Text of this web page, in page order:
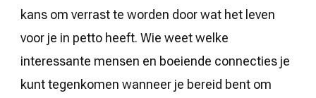
kans om verrast te worden door wat het leven
voor je in petto heeft. Wie weet welke
interessante mensen en boeiende connecties je
kunt tegenkomen wanneer je bereid bent om